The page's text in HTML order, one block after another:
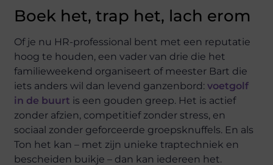
Boek het, trap het, lach erom
Of je nu HR-professional bent met een reputatie
hoog te houden, een vader van drie die het
familieweekend organiseert of meester Bart die
iets anders wil dan levend ganzenbord:voetgolf
in de buurt is een gouden greep. Het is actief
zonder afzien, competitief zonder stress, en
sociaal zonder geforceerde groepsknuffels. En als
Ton het kan – met zijn unieke traptechniek en
bescheiden buikje – dan kan iedereen het.